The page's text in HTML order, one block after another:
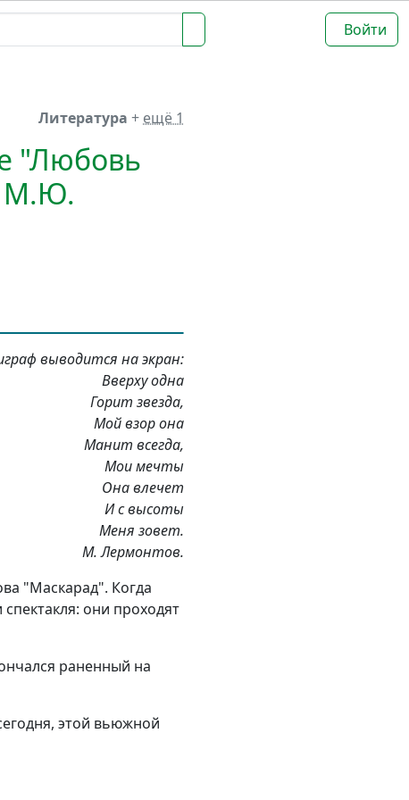
Войти
Литература + ещё 1
"Любовь
М.Ю.
выводится на экран:
Вверху одна
Горит звезда,
Мой взор она
Манит всегда,
Мои мечты
Она влечет
И с высоты
Меня зовет.
М. Лермонтов.
"Маскарад". Когда
они проходят
раненный на
этой вьюжной